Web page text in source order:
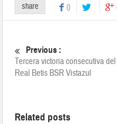
share 0
Previous :
Tercera victoria consecutiva del
Real Betis BSR Vistazul
Related posts